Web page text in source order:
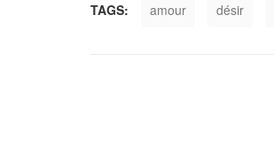
TAGS: amour désir